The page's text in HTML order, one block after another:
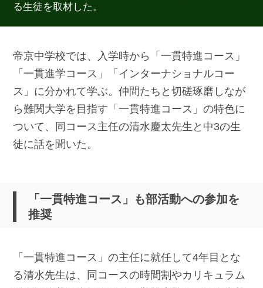
る生徒を取材した。
帝京中学校では、入学時から「一貫特進コース」
「一貫進学コース」「インターナショナルコー
ス」に分かれて学ぶ。仲間たちと切磋琢磨しなが
ら難関大学を目指す「一貫特進コース」の特色に
ついて、同コース主任の清水慶太先生と中3の生
徒に話を聞いた。
「一貫特進コース」も部活動への参加を
推奨
「一貫特進コース」の主任に就任して4年目とな
る清水先生は、同コースの時間割やカリキュラム